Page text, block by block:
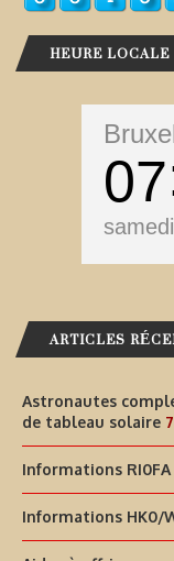
HEURE LOCALE
07
ARTICLES
Astronautes
de tableau solaire
Informations
Informations HK0/